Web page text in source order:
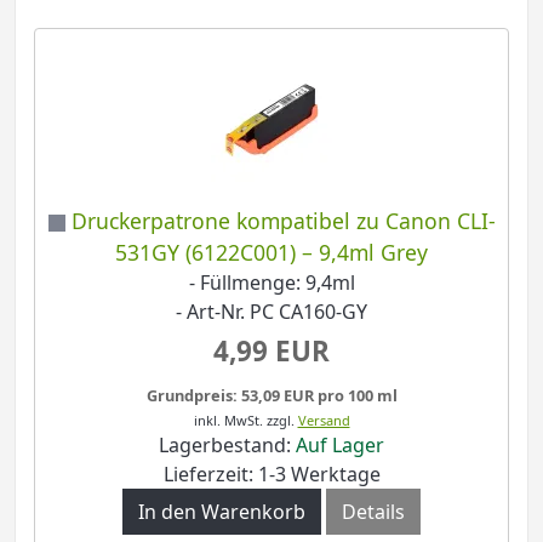
Druckerpatrone kompatibel zu Canon CLI-
531GY (6122C001) – 9,4ml Grey
- Füllmenge: 9,4ml
- Art-Nr. PC CA160-GY
4,99 EUR
Grundpreis: 53,09 EUR pro 100 ml
inkl. MwSt. zzgl. Versand
Lagerbestand: Auf Lager
Lieferzeit: 1-3 Werktage
In den Warenkorb
Details